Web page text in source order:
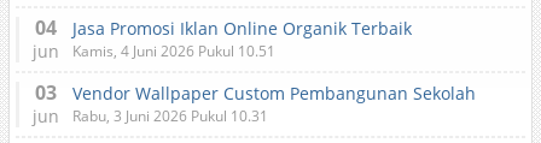
04
jun
Jasa Promosi Iklan Online Organik Terbaik
Kamis, 4 Juni 2026 Pukul 10.51
03
jun
Vendor Wallpaper Custom Pembangunan Sekolah
Rabu, 3 Juni 2026 Pukul 10.31